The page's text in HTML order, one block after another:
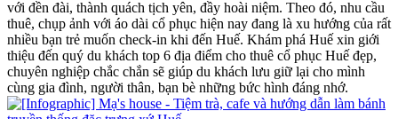
với đền đài, thành quách tịch yên, đầy hoài niệm. Theo đó, nhu cầu
thuê, chụp ảnh với áo dài cổ phục hiện nay đang là xu hướng của rất
nhiều bạn trẻ muốn check-in khi đến Huế. Khám phá Huế xin giới
thiệu đến quý du khách top 6 địa điểm cho thuê cổ phục Huế đẹp,
chuyên nghiệp chắc chắn sẽ giúp du khách lưu giữ lại cho mình
cùng gia đình, người thân, bạn bè những bức hình đáng nhớ.